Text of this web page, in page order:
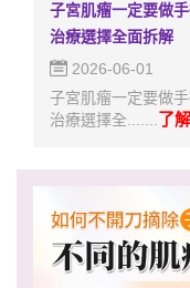
子宮肌瘤一定要做
治療選擇全面拆解
2026-06-01
子宮肌瘤一定要做
治療選擇全.......了